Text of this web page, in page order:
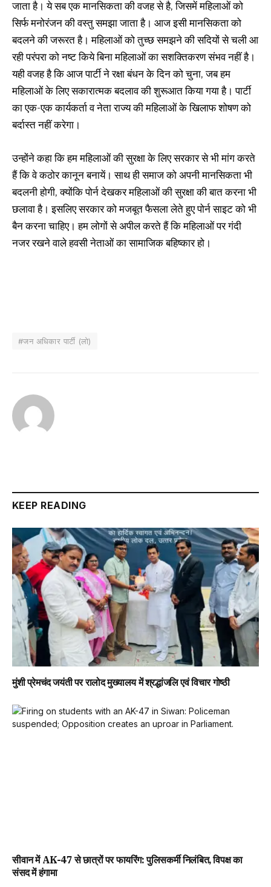
जाता है। ये सब एक मानसिकता की वजह से है, जिसमें महिलाओं को
सिर्फ मनोरंजन की वस्‍तु समझा जाता है। आज इसी मानसिकता को
बदलने की जरूरत है। महिलाओं को तुच्‍छ समझने की सदियों से चली आ
रही परंपरा को नष्‍ट किये बिना महिलाओं का सशक्तिकरण संभव नहीं है।
यही वजह है कि आज पार्टी ने रक्षा बंधन के दिन को चुना, जब हम
महिलाओं के लिए सकारात्‍मक बदलाव की शुरूआत किया गया है। पार्टी
का एक-एक कार्यकर्ता व नेता राज्‍य की महिलाओं के खिलाफ शोषण को
बर्दास्‍त नहीं करेगा।
उन्होंने कहा कि हम महिलाओं की सुरक्षा के लिए सरकार से भी मांग करते
हैं कि वे कठोर कानून बनायें। साथ ही समाज को अपनी मानसिकता भी
बदलनी होगी, क्‍योंकि पोर्न देखकर महिलाओं की सुरक्षा की बात करना भी
छलावा है। इसलिए सरकार को मजबूत फैसला लेते हुए पोर्न साइट को भी
बैन करना चाहिए। हम लोगों से अपील करते हैं कि महिलाओं पर गंदी
नजर रखने वाले हवसी नेताओं का सामाजिक बहिष्‍कार हो।
#जन अधिकार पार्टी (लो)
KEEP READING
मुंशी प्रेमचंद जयंती पर रालोद मुख्यालय में श्रद्धांजलि एवं विचार गोष्ठी
सीवान में AK-47 से छात्रों पर फायरिंग: पुलिसकर्मी निलंबित, विपक्ष का
संसद में हंगामा